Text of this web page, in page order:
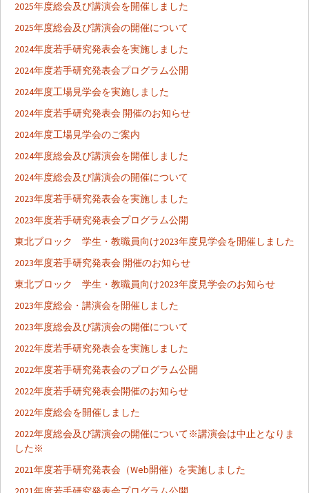
シ
ョ
ン
2025年度総会及び講演会を開催しました
2025年度総会及び講演会の開催について
2024年度若手研究発表会を実施しました
2024年度若手研究発表会プログラム公開
2024年度工場見学会を実施しました
2024年度若手研究発表会 開催のお知らせ
2024年度工場見学会のご案内
2024年度総会及び講演会を開催しました
2024年度総会及び講演会の開催について
2023年度若手研究発表会を実施しました
2023年度若手研究発表会プログラム公開
東北ブロック 学生・教職員向け2023年度見学会を開催しました
2023年度若手研究発表会 開催のお知らせ
東北ブロック 学生・教職員向け2023年度見学会のお知らせ
2023年度総会・講演会を開催しました
2023年度総会及び講演会の開催について
2022年度若手研究発表会を実施しました
2022年度若手研究発表会のプログラム公開
2022年度若手研究発表会開催のお知らせ
2022年度総会を開催しました
2022年度総会及び講演会の開催について※講演会は中止となりま
した※
2021年度若手研究発表会（Web開催）を実施しました